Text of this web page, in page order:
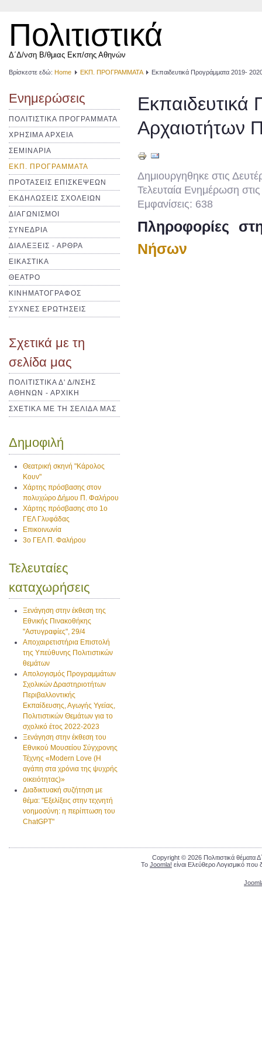
Πολιτιστικά
Δ΄Δ/νση Β/θμιας Εκπ/σης Αθηνών
Βρίσκεστε εδώ: Home ΕΚΠ. ΠΡΟΓΡΑΜΜΑΤΑ Εκπαιδευτικά Προγράμματα 2019-
Ενημερώσεις
ΠΟΛΙΤΙΣΤΙΚΑ ΠΡΟΓΡΑΜΜΑΤΑ
ΧΡΗΣΙΜΑ ΑΡΧΕΙΑ
ΣΕΜΙΝΑΡΙΑ
ΕΚΠ. ΠΡΟΓΡΑΜΜΑΤΑ
ΠΡΟΤΑΣΕΙΣ ΕΠΙΣΚΕΨΕΩΝ
ΕΚΔΗΛΩΣΕΙΣ ΣΧΟΛΕΙΩΝ
ΔΙΑΓΩΝΙΣΜΟΙ
ΣΥΝΕΔΡΙΑ
ΔΙΑΛΕΞΕΙΣ - ΑΡΘΡΑ
ΕΙΚΑΣΤΙΚΑ
ΘΕΑΤΡΟ
ΚΙΝΗΜΑΤΟΓΡΑΦΟΣ
ΣΥΧΝΕΣ ΕΡΩΤΗΣΕΙΣ
Σχετικά με τη
σελίδα μας
ΠΟΛΙΤΙΣΤΙΚΑ Δ' Δ/ΝΣΗΣ
ΑΘΗΝΩΝ - ΑΡΧΙΚΗ
ΣΧΕΤΙΚΑ ΜΕ ΤΗ ΣΕΛΙΔΑ ΜΑΣ
Δημοφιλή
Θεατρική σκηνή "Κάρολος
Κουν"
Χάρτης πρόσβασης στον
πολυχώρο Δήμου Π. Φαλήρου
Χάρτης πρόσβασης στο 1ο
ΓΕΛ Γλυφάδας
Επικοινωνία
3ο ΓΕΛ Π. Φαλήρου
Τελευταίες
καταχωρήσεις
Ξενάγηση στην έκθεση της
Εθνικής Πινακοθήκης
"Αστυγραφίες", 29/4
Αποχαιρετιστήρια Επιστολή
της Υπεύθυνης Πολιτιστικών
θεμάτων
Απολογισμός Προγραμμάτων
Σχολικών Δραστηριοτήτων
Περιβαλλοντικής
Εκπαίδευσης, Αγωγής Υγείας,
Πολιτιστικών Θεμάτων για το
σχολικό έτος 2022-2023
Ξενάγηση στην έκθεση του
Εθνικού Μουσείου Σύγχρονης
Τέχνης «Modern Love (H
αγάπη στα χρόνια της ψυχρής
οικειότητας)»
Διαδικτυακή συζήτηση με
θέμα: "Εξελίξεις στην τεχνητή
νοημοσύνη: η περίπτωση του
ChatGPT"
Αρχαιοτήτων
Δημιουργηθηκε στις
Τελευταία Ενημέρωση
Εμφανίσεις: 638
Πληροφορίες
Νήσων
Copyright © 2026 Πολιτιστικά θέματα
Το Joomla! είναι Ελεύθερο Λογισμικό που